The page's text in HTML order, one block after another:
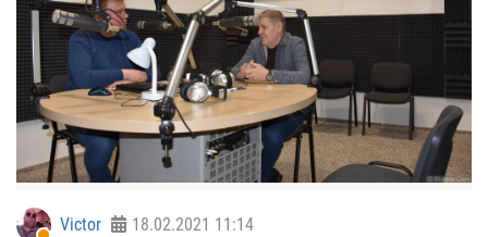
Victor 18.02.2021 11:14